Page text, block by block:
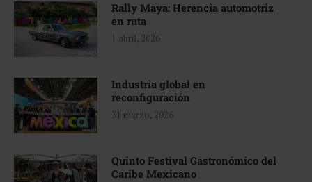
Rally Maya: Herencia automotriz
en ruta
1 abril, 2026
Industria global en
reconfiguración
31 marzo, 2026
Quinto Festival Gastronómico del
Caribe Mexicano